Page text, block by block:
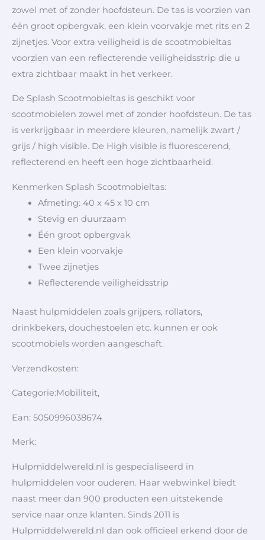
zowel met of zonder hoofdsteun. De tas is voorzien van
één groot opbergvak, een klein voorvakje met rits en 2
zijnetjes. Voor extra veiligheid is de scootmobieltas
voorzien van een reflecterende veiligheidsstrip die u
extra zichtbaar maakt in het verkeer.
De Splash Scootmobieltas is geschikt voor
scootmobielen zowel met of zonder hoofdsteun. De tas
is verkrijgbaar in meerdere kleuren, namelijk zwart /
grijs / high visible. De High visible is fluorescerend,
reflecterend en heeft een hoge zichtbaarheid.
Kenmerken Splash Scootmobieltas:
Afmeting: 40 x 45 x 10 cm
Stevig en duurzaam
Één groot opbergvak
Een klein voorvakje
Twee zijnetjes
Reflecterende veiligheidsstrip
Naast hulpmiddelen zoals grijpers, rollators,
drinkbekers, douchestoelen etc. kunnen er ook
scootmobiels worden aangeschaft.
Verzendkosten:
Categorie:Mobiliteit,
Ean: 5050996038674
Merk:
Hulpmiddelwereld.nl is gespecialiseerd in
hulpmiddelen voor ouderen. Haar webwinkel biedt
naast meer dan 900 producten een uitstekende
service naar onze klanten. Sinds 2011 is
Hulpmiddelwereld.nl dan ook officieel erkend door de